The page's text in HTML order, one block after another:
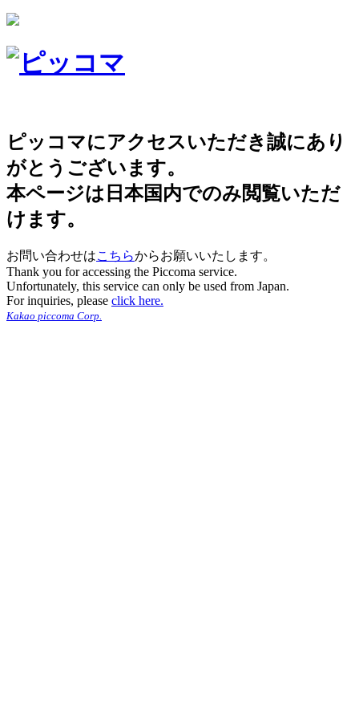
ピッコマにアクセスいただき誠にあり
がとうございます。
本ページは日本国内でのみ閲覧いただ
けます。
お問い合わせはこちらからお願いいたします。
Thank you for accessing the Piccoma service.
Unfortunately, this service can only be used from Japan.
For inquiries, please click here.
Kakao piccoma Corp.